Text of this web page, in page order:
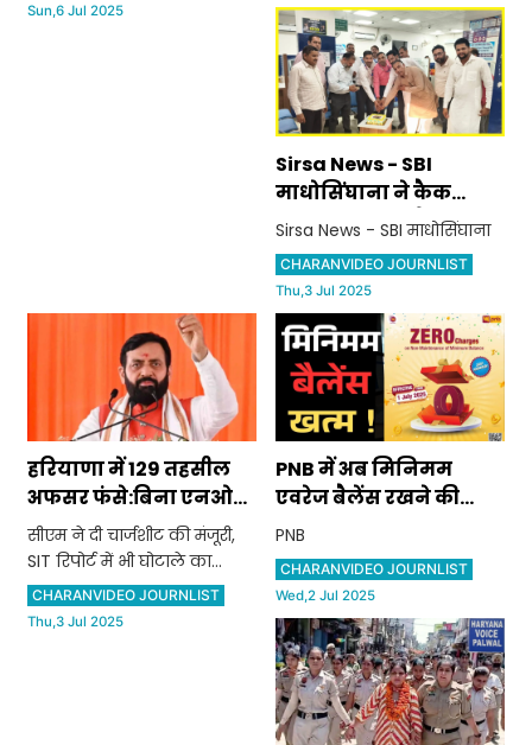
Sun,6 Jul 2025
Sirsa News - SBI
माधोसिंघाना ने कैक
काटकर बनाया बैंक का
70वां स्थापना दिवस
Sirsa News - SBI माधोसिंघाना
CHARANVIDEO JOURNLIST
Thu,3 Jul 2025
हरियाणा में 129 तहसील
अफसर फंसे:बिना एनओसी
की रजिस्ट्री, सीएम ने दी
चार्जशीट की मंजूरी, SIT
रिपोर्ट में भी घोटाले का
खुलासा
सीएम ने दी चार्जशीट की मंजूरी,
SIT रिपोर्ट में भी घोटाले का
खुलासा
CHARANVIDEO JOURNLIST
Thu,3 Jul 2025
PNB में अब मिनिमम
एवरेज बैलेंस रखने की
जरूरत नहीं:पहले 600
रुपए तक पेनाल्टी लगती
थी, जानें क्या हैं नए नियम
PNB
CHARANVIDEO JOURNLIST
Wed,2 Jul 2025